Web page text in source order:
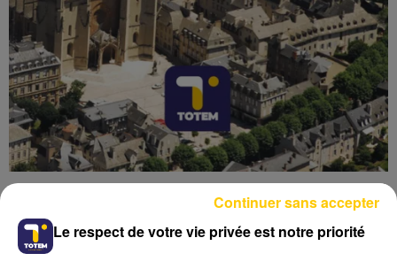
Le respect de votre vie privée est notre priorité
Continuer sans accepter